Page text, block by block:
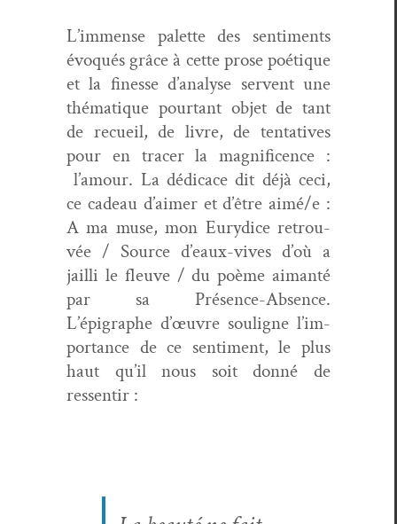
L’immense palette des sen­ti­ments
évo­qués grâce à cette prose poé­tique
et la finesse d’analyse ser­vent une
thé­ma­tique pour­tant objet de tant
de recueil, de livre, de ten­ta­tives
pour en trac­er la mag­nif­i­cence :
l’amour. La dédi­cace dit déjà ceci,
ce cadeau d’aimer et d’être aimé/e :
A ma muse, mon Eury­dice retrou­
vée / Source d’eaux-vives d’où a
jail­li le fleuve / du poème aiman­té
par sa Présence-Absence.
L’épigraphe d’œu­vre souligne l’im­
por­tance de ce sen­ti­ment, le plus
haut qu’il nous soit don­né de
ressentir :